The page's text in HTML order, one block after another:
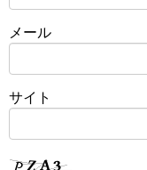
メール
サイト